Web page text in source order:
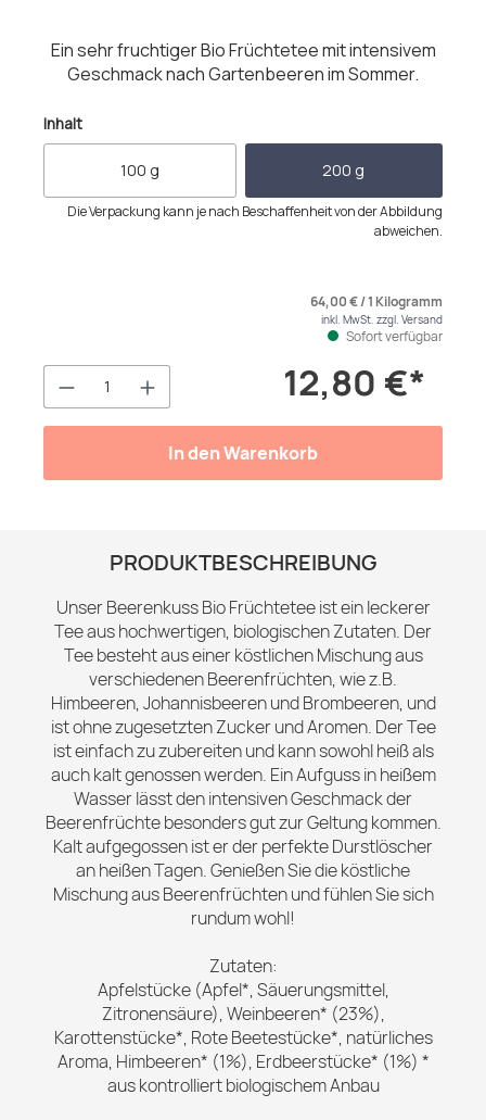
Ein sehr fruchtiger Bio Früchtetee mit intensivem
Geschmack nach Gartenbeeren im Sommer.
Inhaltauswählen
100 g 200 g
Die Verpackung kann je nach Beschaffenheit von der Abbildung
abweichen.
Produkt Anzahl: Gib den12,80 €*
64,00 € / 1 Kilogramm
inkl. MwSt. zzgl. Versand
Sofort verfügbar
In den Warenkorb
PRODUKTBESCHREIBUNG
Unser Beerenkuss Bio Früchtetee ist ein leckerer
Tee aus hochwertigen, biologischen Zutaten. Der
Tee besteht aus einer köstlichen Mischung aus
verschiedenen Beerenfrüchten, wie z.B.
Himbeeren, Johannisbeeren und Brombeeren, und
ist ohne zugesetzten Zucker und Aromen. Der Tee
ist einfach zu zubereiten und kann sowohl heiß als
auch kalt genossen werden. Ein Aufguss in heißem
Wasser lässt den intensiven Geschmack der
Beerenfrüchte besonders gut zur Geltung kommen.
Kalt aufgegossen ist er der perfekte Durstlöscher
an heißen Tagen. Genießen Sie die köstliche
Mischung aus Beerenfrüchten und fühlen Sie sich
rundum wohl!
Zutaten:
Apfelstücke (Apfel*, Säuerungsmittel,
Zitronensäure), Weinbeeren* (23%),
Karottenstücke*, Rote Beetestücke*, natürliches
Aroma, Himbeeren* (1%), Erdbeerstücke* (1%) *
aus kontrolliert biologischem Anbau